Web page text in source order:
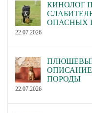
КИНОЛОГ
ОПАСНЫХ
22.07.2026
ОПИСАНИЕ
ПОРОДЫ
22.07.2026